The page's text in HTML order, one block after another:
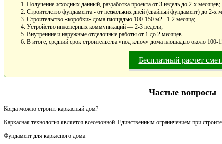
Получение исходных данный, разработка проекта от 3 недель до 2-х месяцев;
Строителство фундамента - от нескольких дней (свайный фундамент) до 2-х
Строительство «коробки» дома площадью 100-150 м2 - 1-2 месяца;
Устройство инженерных коммуникаций — 2-3 недели;
Внутренние и наружные отделочные работы от 1 до 2 месяцев.
В итоге, средний срок строительства «под ключ» дома площадью около 100-
Бесплатный расчет
Частые вопросы
Когда можно строить каркасный дом?
Каркасная технология является всесезонной. Единственным ограничением при
Фундамент для каркасного дома